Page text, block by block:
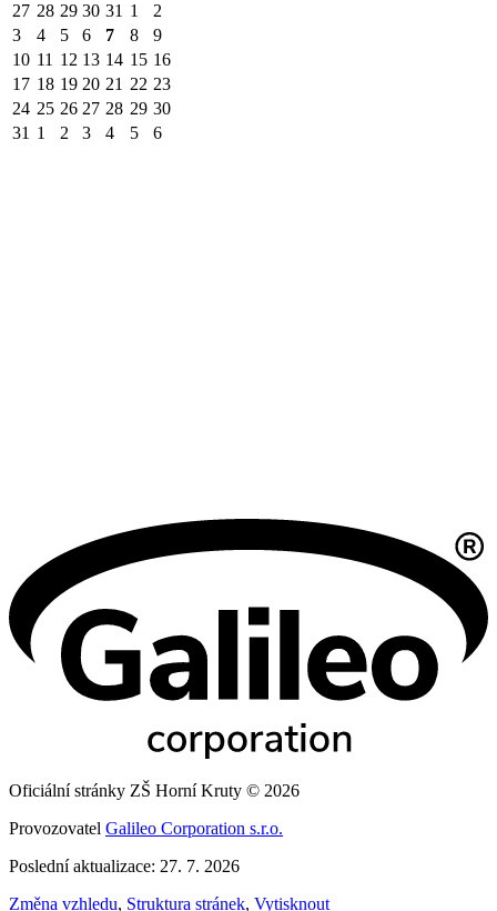
27 28 29 30 31 1
2
3
4 5 6 7 8
9
10 11 12 13 14 15 16
17 18 19 20 21 22 23
24 25 26 27 28 29 30
31 1 2 3 4 5 6
Oficiální stránky ZŠ Horní Kruty © 2026
Provozovatel Galileo Corporation s.r.o.
Poslední aktualizace: 27. 7. 2026
Změna vzhledu, Struktura stránek, Vytisknout